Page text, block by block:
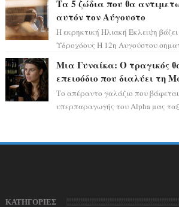
Τα 5 ζώδια που θα
αυτόν τον Αύγουστο
Η εκρηκτική Ηλιακή Έκλειψη
Υδροχόους Η 12η Αυγούστου
Μια Γυναίκα: Ο τραγικός
επεισόδιο που διαλύει τη
Το απέραντο γαλάζιο που
υπερπαραγωγής του Alpha μας
ΚΑΤΗΓΟΡΙΕΣ